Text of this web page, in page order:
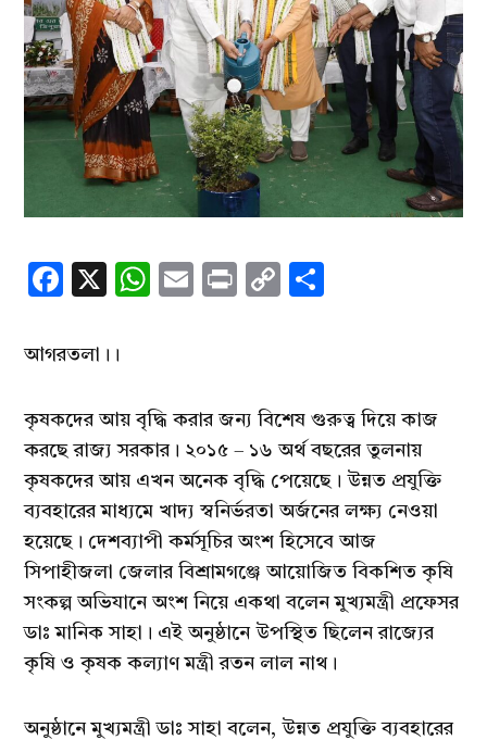
Facebook
X WhatsApp
EmailPrintCopy
আগরতলা।।
কৃষকদের আয় বৃদ্ধি করার জন্য বিশেষ গুরুত্ব দিয়ে কাজ
করছে রাজ্য সরকার। ২০১৫ – ১৬ অর্থ বছরের তুলনায়
কৃষকদের আয় এখন অনেক বৃদ্ধি পেয়েছে। উন্নত প্রযুক্তি
ব্যবহারের মাধ্যমে খাদ্য স্বনির্ভরতা অর্জনের লক্ষ্য নেওয়া
হয়েছে। দেশব্যাপী কর্মসূচির অংশ হিসেবে আজ
সিপাহীজলা জেলার বিশ্রামগঞ্জে আয়োজিত বিকশিত কৃষি
সংকল্প অভিযানে অংশ নিয়ে একথা বলেন মুখ্যমন্ত্রী প্রফেসর
ডাঃ মানিক সাহা। এই অনুষ্ঠানে উপস্থিত ছিলেন রাজ্যের
কৃষি ও কৃষক কল্যাণ মন্ত্রী রতন লাল নাথ।
অনুষ্ঠানে মুখ্যমন্ত্রী ডাঃ সাহা বলেন, উন্নত প্রযুক্তি ব্যবহারের